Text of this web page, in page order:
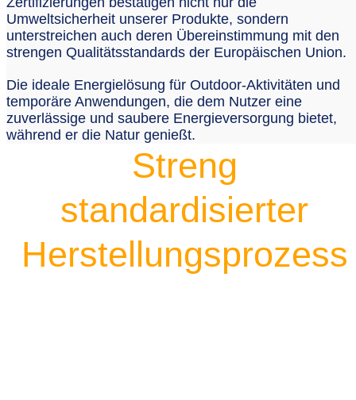
Umweltsicherheit unserer Produkte, sondern
unterstreichen auch deren Übereinstimmung mit den
strengen Qualitätsstandards der Europäischen Union.
Die ideale Energielösung für Outdoor-Aktivitäten und
temporäre Anwendungen, die dem Nutzer eine
zuverlässige und saubere Energieversorgung bietet,
während er die Natur genießt.
Streng
standardisierter
Herstellungsprozess